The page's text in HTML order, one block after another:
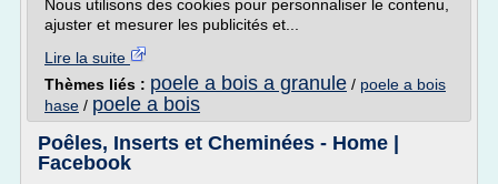
Nous utilisons des cookies pour personnaliser le contenu,
ajuster et mesurer les publicités et...
Lire la suite
Thèmes liés : poele a bois a granule / poele a bois
hase / poele a bois
Poêles, Inserts et Cheminées - Home |
Facebook